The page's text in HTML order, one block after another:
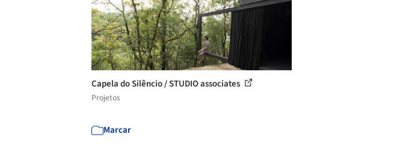
Capela do Silêncio / STUDIO associates
Projetos
Marcar